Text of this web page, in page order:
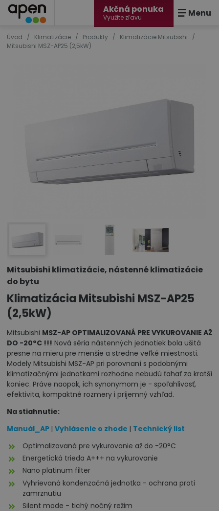
Akčná ponuka
Využite zľavu Menu
Úvod / Klimatizácie / Produkty / Klimatizácie Mitsubishi
/
Mitsubishi MSZ-AP25 (2,5kW)
Mitsubishi klimatizácie, nástenné klimatizácie
do bytu
Klimatizácia Mitsubishi MSZ-AP25
(2,5kW)
Mitsubishi MSZ-AP OPTIMALIZOVANÁ PRE VYKUROVANIE AŽ
DO -20°C !!! Nová séria nástenných jednotiek bola ušitá
presne na mieru pre menšie a stredne veľké miestnosti.
Modely Mitsubishi MSZ-AP pri porovnaní s podobnými
klimatizačnými jednotkami rozhodne nebudú ťahať za kratší
koniec. Práve naopak, ich synonymom je - spoľahlivosť,
efektivita, kompaktné rozmery i príjemný vzhľad.
Na stiahnutie:
Manuál_AP | Vyhlásenie o zhode | Technický list
Optimalizovaná pre vykurovanie až do -20°C
Energetická trieda A+++ na vykurovanie
Nano platinum filter
Vyhrievaná kondenzačná jednotka - ochrana proti
zamrznutiu
Silent mode - tichý nočný režim